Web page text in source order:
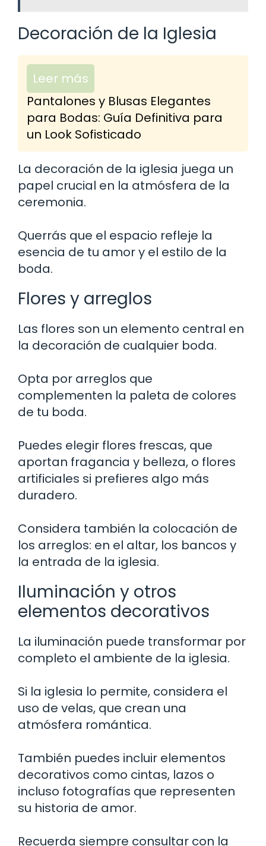
Decoración de la Iglesia
Leer más
Pantalones y Blusas Elegantes
para Bodas: Guía Definitiva para
un Look Sofisticado
La decoración de la iglesia juega un
papel crucial en la atmósfera de la
ceremonia.
Querrás que el espacio refleje la
esencia de tu amor y el estilo de la
boda.
Flores y arreglos
Las flores son un elemento central en
la decoración de cualquier boda.
Opta por arreglos que
complementen la paleta de colores
de tu boda.
Puedes elegir flores frescas, que
aportan fragancia y belleza, o flores
artificiales si prefieres algo más
duradero.
Considera también la colocación de
los arreglos: en el altar, los bancos y
la entrada de la iglesia.
Iluminación y otros
elementos decorativos
La iluminación puede transformar por
completo el ambiente de la iglesia.
Si la iglesia lo permite, considera el
uso de velas, que crean una
atmósfera romántica.
También puedes incluir elementos
decorativos como cintas, lazos o
incluso fotografías que representen
su historia de amor.
Recuerda siempre consultar con la